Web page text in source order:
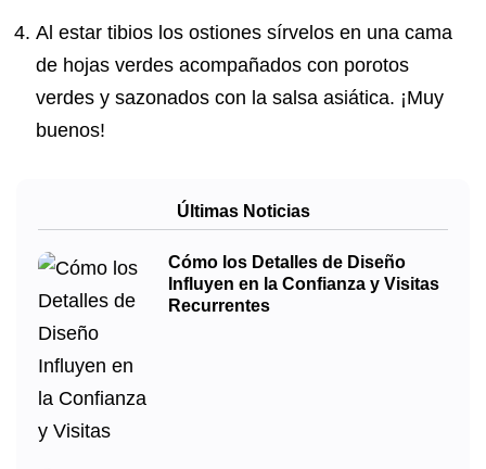
Al estar tibios los ostiones sírvelos en una cama
de hojas verdes acompañados con porotos
verdes y sazonados con la salsa asiática. ¡Muy
buenos!
Últimas Noticias
Cómo los Detalles de Diseño
Influyen en la Confianza y Visitas
Recurrentes